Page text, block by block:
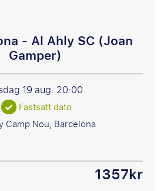
- Al Ahly SC (Joan
Gamper)
19 aug. 20:00
Fastsatt dato
Camp Nou, Barcelona
1357kr